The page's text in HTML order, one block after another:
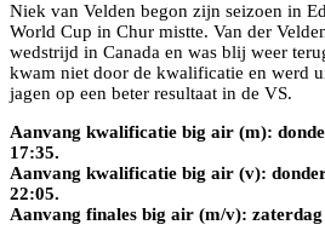
Niek van Velden begon zijn seizoen in
World Cup in Chur mistte. Van der
wedstrijd in Canada en was blij weer
kwam niet door de kwalificatie en werd
jagen op een beter resultaat in de VS.
Aanvang kwalificatie big air (m):
17:35.
Aanvang kwalificatie big air (v):
22:05.
Aanvang finales big air (m/v):